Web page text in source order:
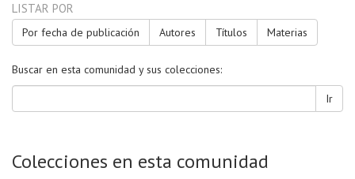
LISTAR POR
Por fecha de publicación Autores Títulos Materias
Buscar en esta comunidad y sus colecciones:
Ir
Colecciones en esta comunidad